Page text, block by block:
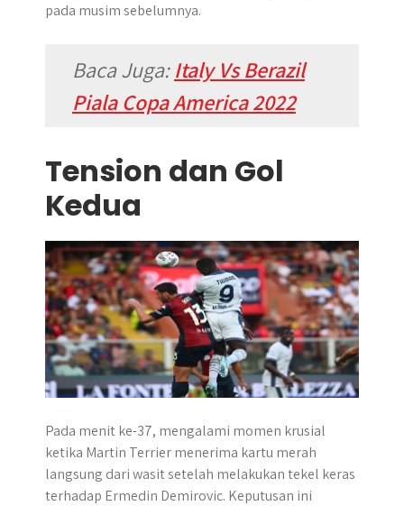
pada musim sebelumnya.
Baca Juga:Italy Vs Berazil
Piala Copa America 2022
Tension dan Gol
Kedua
Pada menit ke-37, mengalami momen krusial
ketika Martin Terrier menerima kartu merah
langsung dari wasit setelah melakukan tekel keras
terhadap Ermedin Demirovic. Keputusan ini